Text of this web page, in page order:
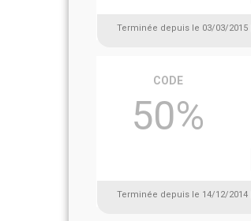
Terminée depuis le 03/03/2015
CODE
50%
Terminée depuis le 14/12/2014